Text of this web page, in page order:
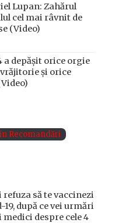
Lupan: Zahărul
cel mai râvnit de
(Video)
a depășit orice orgie
și orice
Recomandări
refuza să te vaccinezi
după ce vei urmări
medici despre cele 4